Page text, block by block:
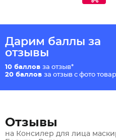
Дарим баллы за
отзывы
10 баллов за отзыв*
20 баллов за отзыв с фото
Отзывы
на Консилер для лица